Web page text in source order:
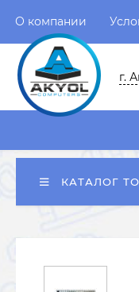
О компании
г.
КАТАЛОГ